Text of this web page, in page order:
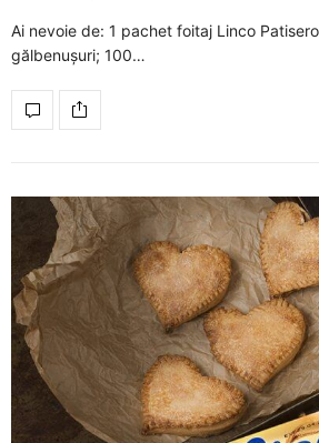
Ai nevoie de: 1 pachet foitaj Linco
gălbenușuri; 100…